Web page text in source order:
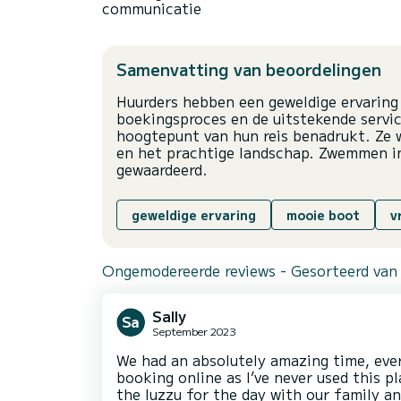
communicatie
Samenvatting van beoordelingen
Huurders hebben een geweldige
boekingsproces en de uitstekende
hoogtepunt van hun reis benadrukt. Ze
en het prachtige landschap.
gewaardeerd.
geweldige ervaring mooie boot
Ongemodereerde reviews - Gesorteerd
Sally
September 2023
We had an absolutely amazing time,
booking online as I’ve never used this
the luzzu for the day with our family